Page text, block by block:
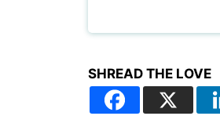
SHREAD THE LOVE